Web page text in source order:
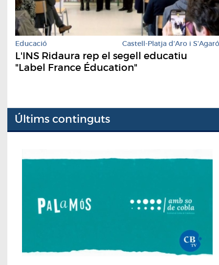
Educació Castell-Platja d'Aro i S'Agaró
L'INS Ridaura rep el segell educatiu
"Label France Éducation"
Últims continguts